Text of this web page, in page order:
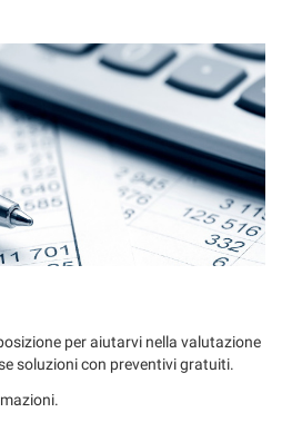
per aiutarvi nella valutazione
soluzioni con preventivi gratuiti.